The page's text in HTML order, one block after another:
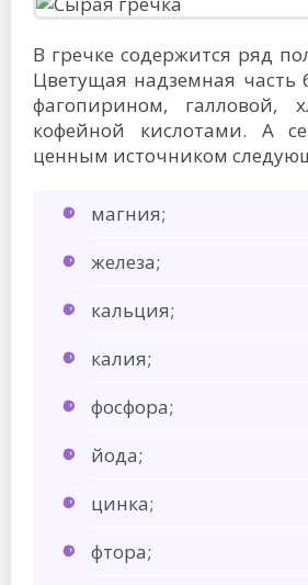
В гречке содержится ряд
Цветущая надземная часть
фагопирином, галловой,
кофейной кислотами. А
ценным источником
магния;
железа;
кальция;
калия;
фосфора;
йода;
цинка;
фтора;